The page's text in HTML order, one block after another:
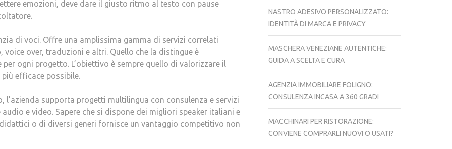
emozioni, deve dare il giusto ritmo al testo con pause
di voci. Offre una amplissima gamma di servizi correlati
voice over, traduzioni e altri. Quello che la distingue è
per ogni progetto. L’obiettivo è sempre quello di valorizzare il
efficace possibile.
l’azienda supporta progetti multilingua con consulenza e servizi
e video. Sapere che si dispone dei migliori speaker italiani e
o di diversi generi fornisce un vantaggio competitivo non
NASTRO ADESIVO PERSONALIZZATO:
IDENTITÀ DI MARCA E PRIVACY
MASCHERA VENEZIANE AUTENTICHE:
GUIDA A SCELTA E CURA
AGENZIA IMMOBILIARE FOLIGNO:
CONSULENZA INCASA A 360 GRADI
MACCHINARI PER RISTORAZIONE:
CONVIENE COMPRARLI NUOVI O USATI?